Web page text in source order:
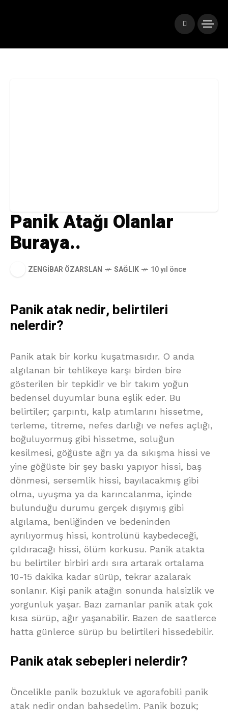
Panik Atağı Olanlar
Buraya..
ZENGIBAR ÖZARSLAN SAĞLIK 10 yıl önce
Panik atak nedir, belirtileri
nelerdir?
Panik atak bir korku kuşatmasıdır. O anda
algılanan bir tehlikeye karşı birden bire
gösterilen bir tepkidir ve bir takım yoğun
bedensel duyumlar buna eşlik eder. Bu
belirtiler; çarpıntı, kalp atımlarını hissetme,
terleme, titreme, nefes darlığı ve nefes açlığı,
boğuluyormuş gibi hissetme, soluğun
kesilmesi, göğüste ağrı ya da sıkışma hissi ve
yine göğüste bir şey baskı yapıyor hissi, baş
dönmesi, sersemlik hissi, bayılacakmış gibi
olma, uyuşma ya da karıncalanma, içinde
bulunduğu durumu gerçek dışıymış gibi
algılama, benliğinden ve bedeninden
ayrılıyormuş hissi, kontrolünü kaybedeceği,
çıldıracağı hissi, ölüm korkusu. Panik atakta
bu belirtiler birbiri ardı sıra artarak ortalama
10-15 dakika kadar sürüp, tekrar azalarak
sonlanır. Kişi panik atağın sonunda halsizlik ve
yorgunluk yaşar. Bazı zamanlar panik atak çok
kısa sürüp, ağır yaşanabilir. Bazen de saatlerce
hatta günlerce sürüp bu belirtileri hissedebilir.
Panik atak sebepleri nelerdir?
Öncelikle panik bozukluk ve agorafobili panik
atak nedir ondan bahsedelim. Panik bozuk;